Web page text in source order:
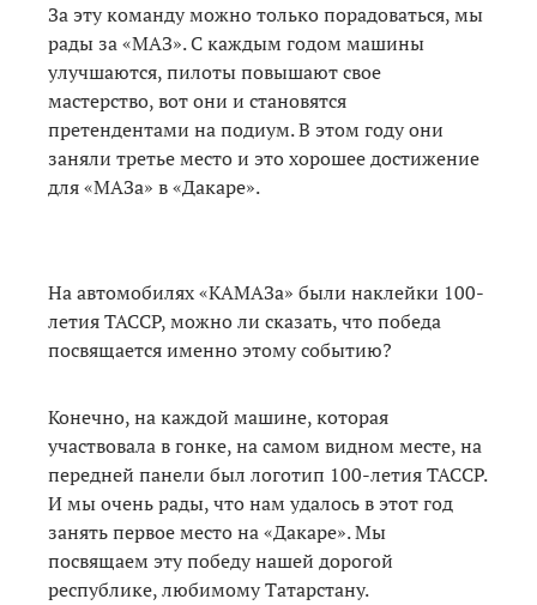
За эту команду можно только порадоваться, мы
рады за «МАЗ». С каждым годом машины
улучшаются, пилоты повышают свое
мастерство, вот они и становятся
претендентами на подиум. В этом году они
заняли третье место и это хорошее достижение
для «МАЗа» в «Дакаре».
На автомобилях «КАМАЗа» были наклейки 100-
летия ТАССР, можно ли сказать, что победа
посвящается именно этому событию?
Конечно, на каждой машине, которая
участвовала в гонке, на самом видном месте, на
передней панели был логотип 100-летия ТАССР.
И мы очень рады, что нам удалось в этот год
занять первое место на «Дакаре». Мы
посвящаем эту победу нашей дорогой
республике, любимому Татарстану.